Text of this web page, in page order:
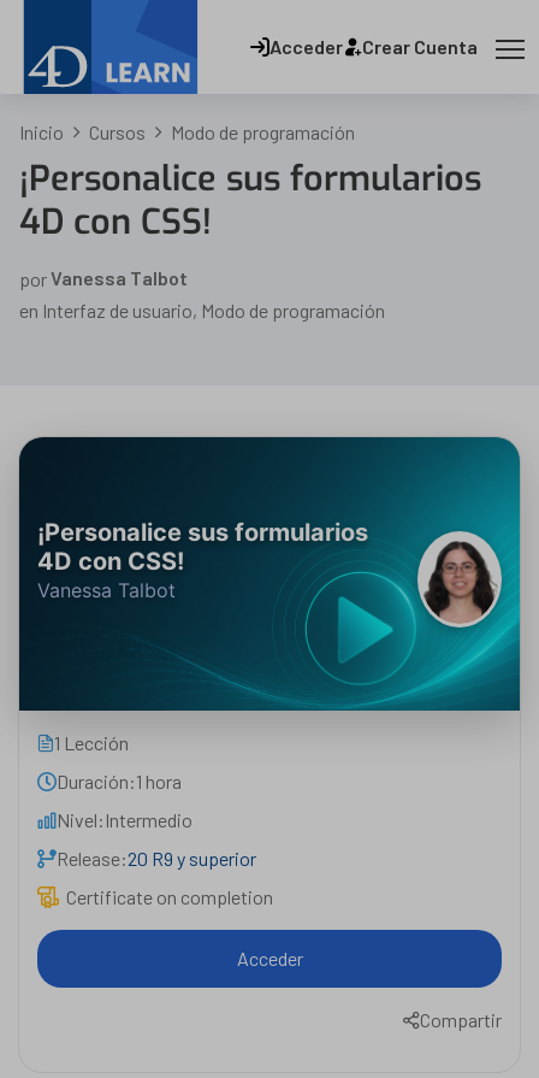
Acceder Crear Cuenta
Inicio Cursos Modo de programación
¡Personalice sus formularios
4D con CSS!
porVanessa Talbot
en Interfaz de usuario, Modo de programación
¡Personalice sus formularios
4D con CSS!
Vanessa Talbot
1 Lección
Duración:1 hora
Nivel: Intermedio
Release:20 R9 y superior
Certificate on completion
Acceder
Compartir